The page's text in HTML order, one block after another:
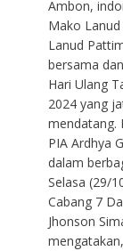
Ambon,
Mako
Lanud
bersama
Hari Ulang
2024 yang
mendatang.
PIA Ardhya
dalam
Selasa (29/
Cabang 7
Jhonson